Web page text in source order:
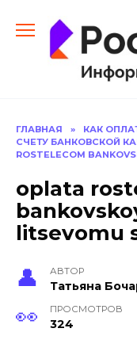
содержанию
ГЛАВНАЯ »
КАК
СЧЕТУ БАНКОВСКОЙ
ROSTELECOM
oplata
litsevomu
АВТОР
Тать­яна
ПРОСМОТРОВ
324